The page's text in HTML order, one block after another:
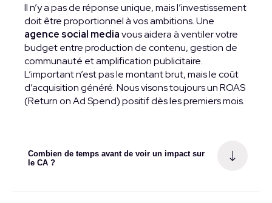
Il n’y a pas de réponse unique, mais l’investissement
doit être proportionnel à vos ambitions. Une
agence social mediavous aidera à ventiler votre
budget entre production de contenu, gestion de
communauté et amplification publicitaire.
L’important n’est pas le montant brut, mais le coût
d’acquisition généré. Nous visons toujours un ROAS
(Return on Ad Spend) positif dès les premiers mois.
Combien de temps avant de voir un impact sur
le CA ?